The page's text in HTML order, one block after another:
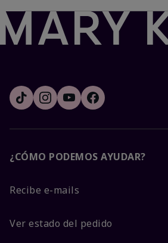
¿CÓMO PODEMOS AYUDAR?
Recibe e-mails
Ver estado del pedido